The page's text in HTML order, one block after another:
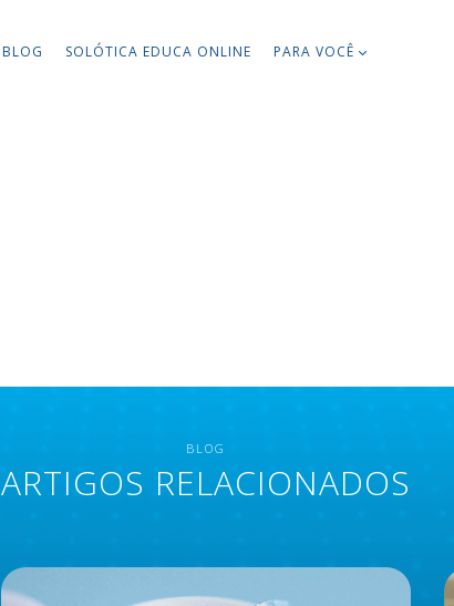
BLOG SOLÓTICA EDUCA ONLINE PARA VOCÊ
BLOG
ARTIGOS RELACIONADOS